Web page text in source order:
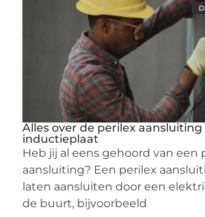
Alles over de perilex aansluiting
inductieplaat
Heb jij al eens gehoord van een
aansluiting? Een perilex
laten aansluiten door een
de buurt, bijvoorbeeld